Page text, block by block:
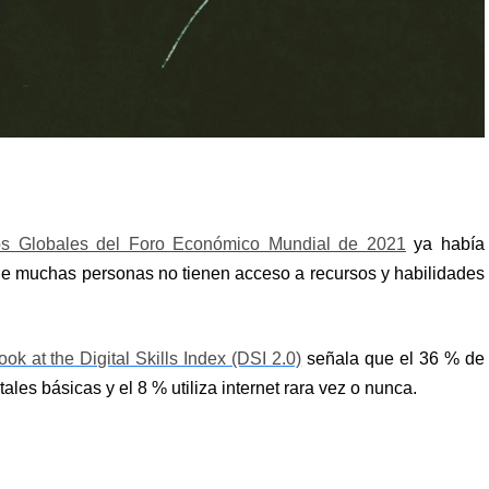
Globales del Foro Económico Mundial de 2021 ya había
muchas personas no tienen acceso a recursos y habilidades
at the Digital Skills Index (DSI 2.0) señala que el 36 % de
básicas y el 8 % utiliza internet rara vez o nunca.